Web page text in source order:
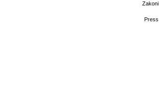
Zakoni
Press